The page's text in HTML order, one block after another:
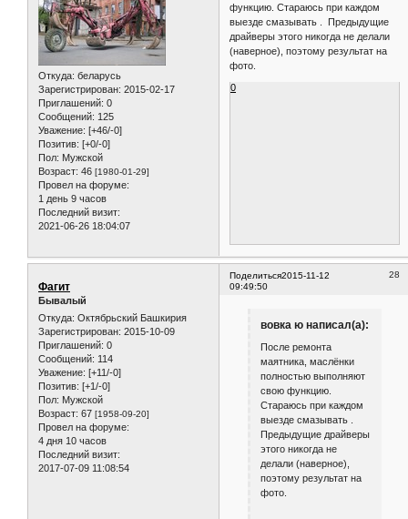
Откуда: беларусь
Зарегистрирован: 2015-02-17
Приглашений: 0
Сообщений: 125
Уважение: [+46/-0]
Позитив: [+0/-0]
Пол: Мужской
Возраст: 46 [1980-01-29]
Провел на форуме:
1 день 9 часов
Последний визит:
2021-06-26 18:04:07
функцию. Стараюсь при каждом
выезде смазывать . Предыдущие
драйверы этого никогда не делали
(наверное), поэтому результат на
фото.
0
Поделиться 28
2015-11-12
09:49:50
Фагит
Бывалый
Откуда: Октябрьский Башкирия
Зарегистрирован: 2015-10-09
Приглашений: 0
Сообщений: 114
Уважение: [+11/-0]
Позитив: [+1/-0]
Пол: Мужской
Возраст: 67 [1958-09-20]
Провел на форуме:
4 дня 10 часов
Последний визит:
2017-07-09 11:08:54
вовка ю написал(а):
После ремонта
маятника, маслёнки
полностью выполняют
свою функцию.
Стараюсь при каждом
выезде смазывать .
Предыдущие драйверы
этого никогда не
делали (наверное),
поэтому результат на
фото.